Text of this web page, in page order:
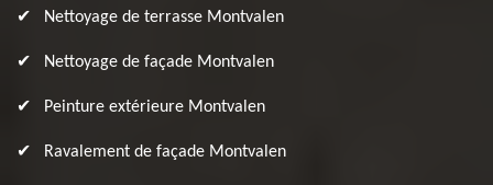
Nettoyage de terrasse Montvalen
Nettoyage de façade Montvalen
Peinture extérieure Montvalen
Ravalement de façade Montvalen